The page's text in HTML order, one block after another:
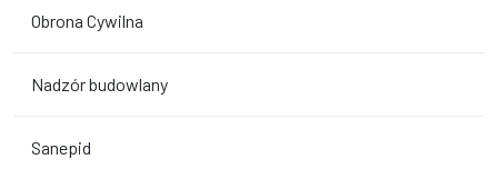
Obrona Cywilna
Nadzór budowlany
Sanepid